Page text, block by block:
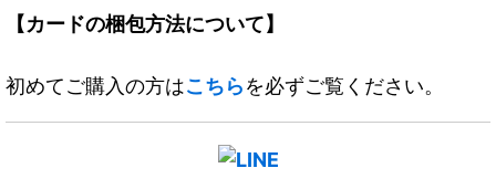
【カードの梱包方法について】
初めてご購入の方はこちらを必ずご覧ください。